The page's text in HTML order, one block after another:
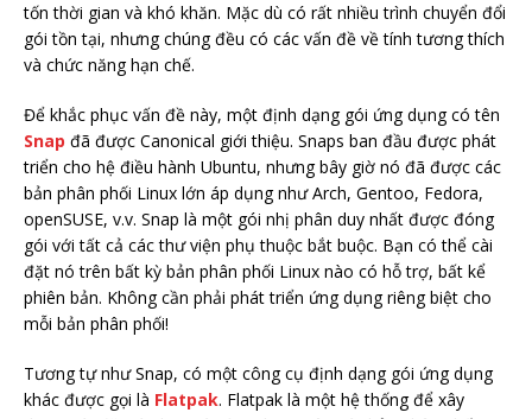
tốn thời gian và khó khăn. Mặc dù có rất nhiều trình chuyển đổi
gói tồn tại, nhưng chúng đều có các vấn đề về tính tương thích
và chức năng hạn chế.
Để khắc phục vấn đề này, một định dạng gói ứng dụng có tên
Snap đã được Canonical giới thiệu. Snaps ban đầu được phát
triển cho hệ điều hành Ubuntu, nhưng bây giờ nó đã được các
bản phân phối Linux lớn áp dụng như Arch, Gentoo, Fedora,
openSUSE, v.v. Snap là một gói nhị phân duy nhất được đóng
gói với tất cả các thư viện phụ thuộc bắt buộc. Bạn có thể cài
đặt nó trên bất kỳ bản phân phối Linux nào có hỗ trợ, bất kể
phiên bản. Không cần phải phát triển ứng dụng riêng biệt cho
mỗi bản phân phối!
Tương tự như Snap, có một công cụ định dạng gói ứng dụng
khác được gọi là Flatpak. Flatpak là một hệ thống để xây